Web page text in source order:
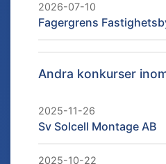
2026-07-10
Fagergrens
Andra konkurser
2025-11-26
Sv Solcell Montage AB
2025-10-22